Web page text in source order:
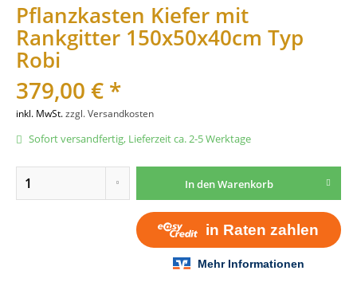
Pflanzkasten Kiefer mit
Rankgitter 150x50x40cm Typ
Robi
379,00 € *
inkl. MwSt.zzgl. Versandkosten
Sofort versandfertig, Lieferzeit ca. 2-5 Werktage
In denWarenkorb